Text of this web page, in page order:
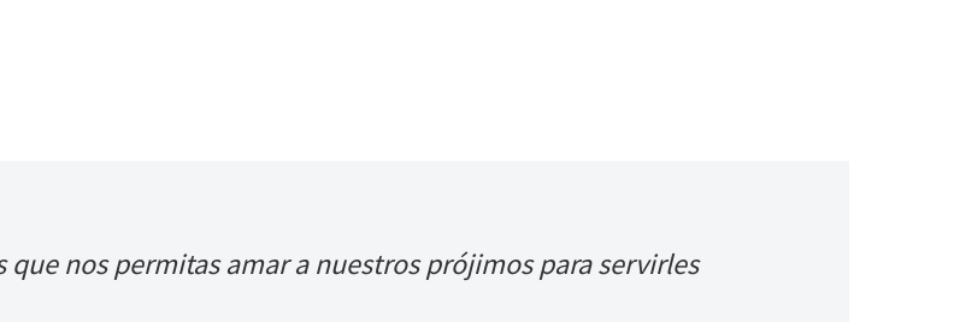
nos permitas amar a nuestros prójimos para servirles